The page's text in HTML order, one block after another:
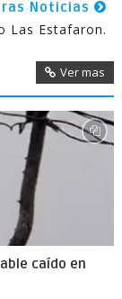
Noticias
Las Estafaron.
Ver mas
caído en